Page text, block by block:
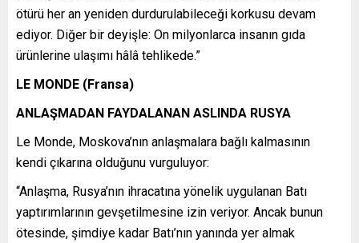
ötürü her an yeniden durdurulabileceği korkusu devam
ediyor. Diğer bir deyişle: On milyonlarca insanın gıda
ürünlerine ulaşımı hâlâ tehlikede.”
LE MONDE (Fransa)
ANLAŞMADAN FAYDALANAN ASLINDA RUSYA
Le Monde, Moskova’nın anlaşmalara bağlı kalmasının
kendi çıkarına olduğunu vurguluyor:
“Anlaşma, Rusya’nın ihracatına yönelik uygulanan Batı
yaptırımlarının gevşetilmesine izin veriyor. Ancak bunun
ötesinde, şimdiye kadar Batı’nın yanında yer almak